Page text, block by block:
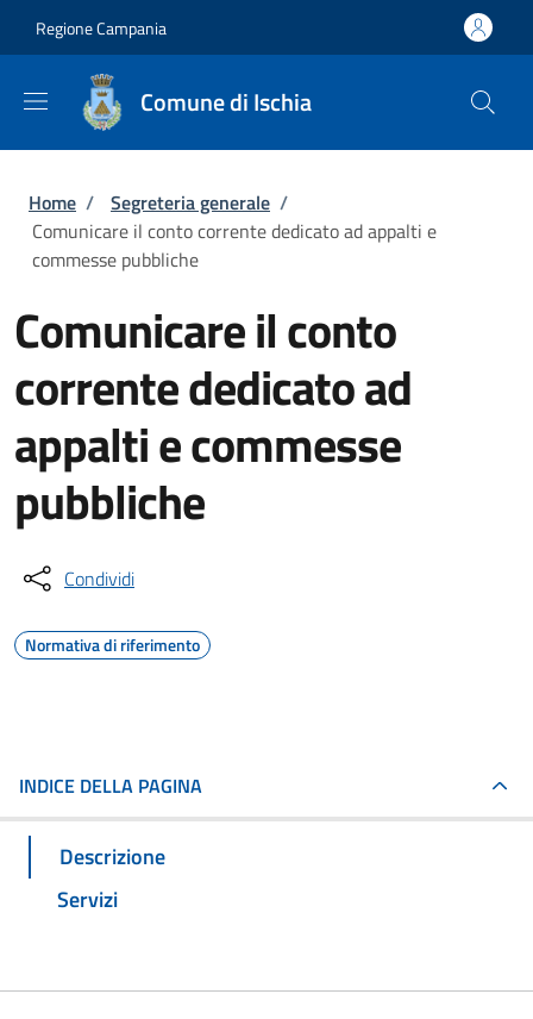
Regione Campania
Comune di Ischia
Briciole di pane
Home / Segreteria generale /
Comunicare il conto corrente dedicato ad appalti e
commesse pubbliche
Comunicare il conto
corrente dedicato ad
appalti e commesse
pubbliche
Condividi
Normativa di riferimento
INDICE DELLA PAGINA
Descrizione
Servizi